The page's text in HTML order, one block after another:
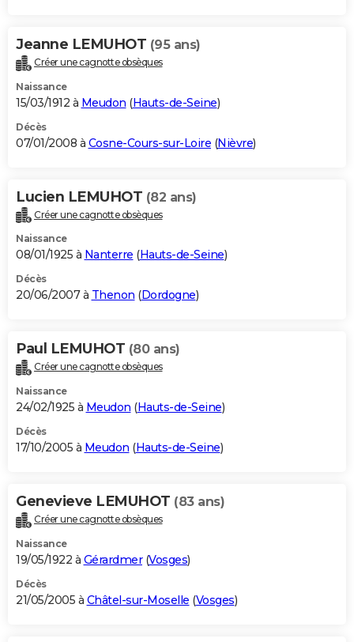
Jeanne LEMUHOT (95 ans)
Créer une cagnotte obsèques
Naissance
15/03/1912 à Meudon (Hauts-de-Seine)
Décès
07/01/2008 à Cosne-Cours-sur-Loire (Nièvre)
Lucien LEMUHOT (82 ans)
Créer une cagnotte obsèques
Naissance
08/01/1925 à Nanterre (Hauts-de-Seine)
Décès
20/06/2007 à Thenon (Dordogne)
Paul LEMUHOT (80 ans)
Créer une cagnotte obsèques
Naissance
24/02/1925 à Meudon (Hauts-de-Seine)
Décès
17/10/2005 à Meudon (Hauts-de-Seine)
Genevieve LEMUHOT (83 ans)
Créer une cagnotte obsèques
Naissance
19/05/1922 à Gérardmer(Vosges)
Décès
21/05/2005 à Châtel-sur-Moselle (Vosges)